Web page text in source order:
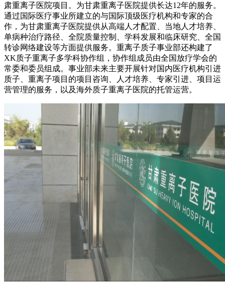
肃重离子医院项目。为甘肃重离子医院提供长达12年的服务。
通过国际医疗事业所建立的与国际顶级医疗机构和专家的合
作，为甘肃重离子医院提供从高端人才配置、当地人才培养、
单病种治疗路径、全院质量控制、学科发展和临床研究、全国
转诊网络建设等方面提供服务。重离子质子事业部还构建了
XK质子重离子多学科协作组，协作组成员由全国放疗学会的
常委和委员组成。事业部未来主要开展针对国内医疗机构引进
质子、重离子项目的项目咨询、人才培养、专家引进、项目运
营管理的服务，以及海外质子重离子医院的托管运营。